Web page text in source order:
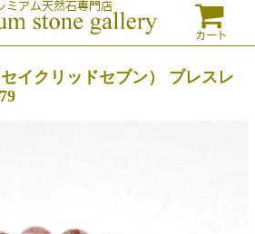
ミアム天然石専門店
カート
イクリッドセブン） ブレスレ